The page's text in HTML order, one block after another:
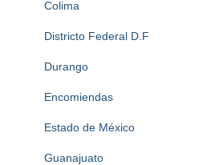
Colima
Districto Federal D.F
Durango
Encomiendas
Estado de México
Guanajuato